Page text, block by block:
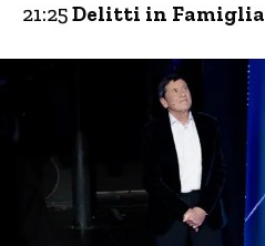
21:25Delitti in Famiglia